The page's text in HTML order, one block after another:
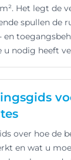
Het legt de
spullen de
en
nodig heeft
over hoe de
en wat u